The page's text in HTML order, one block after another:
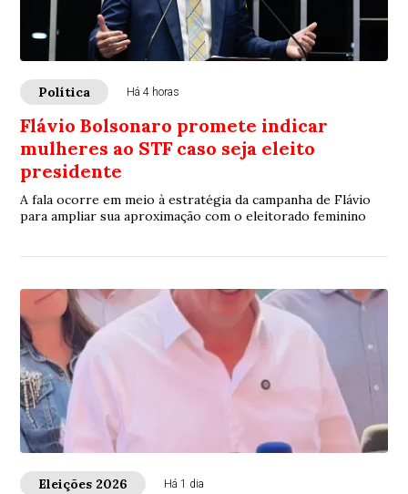
Política Há 4 horas
Flávio Bolsonaro promete indicar
mulheres ao STF caso seja eleito
presidente
A fala ocorre em meio à estratégia da campanha de Flávio
para ampliar sua aproximação com o eleitorado feminino
Eleições 2026 Há 1 dia